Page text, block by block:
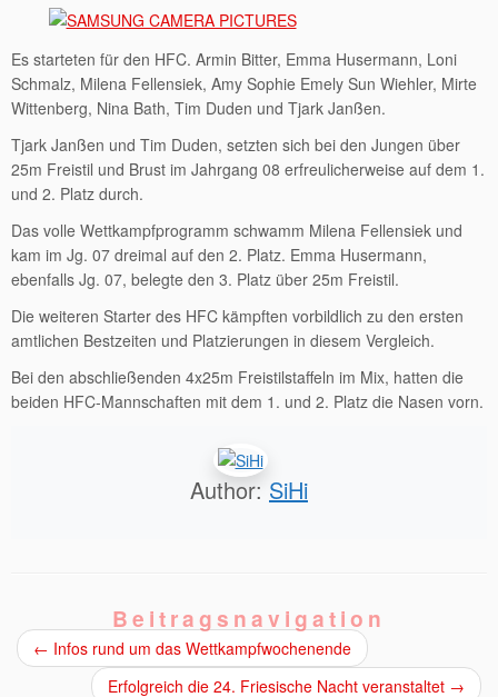
Es starteten für den HFC. Armin Bitter, Emma Husermann, Loni
Schmalz, Milena Fellensiek, Amy Sophie Emely Sun Wiehler, Mirte
Wittenberg, Nina Bath, Tim Duden und Tjark Janßen.
Tjark Janßen und Tim Duden, setzten sich bei den Jungen über
25m Freistil und Brust im Jahrgang 08 erfreulicherweise auf dem 1.
und 2. Platz durch.
Das volle Wettkampfprogramm schwamm Milena Fellensiek und
kam im Jg. 07 dreimal auf den 2. Platz. Emma Husermann,
ebenfalls Jg. 07, belegte den 3. Platz über 25m Freistil.
Die weiteren Starter des HFC kämpften vorbildlich zu den ersten
amtlichen Bestzeiten und Platzierungen in diesem Vergleich.
Bei den abschließenden 4x25m Freistilstaffeln im Mix, hatten die
beiden HFC-Mannschaften mit dem 1. und 2. Platz die Nasen vorn.
Author: SiHi
Beitragsnavigation
← Infos rund um das Wettkampfwochenende
Erfolgreich die 24. Friesische Nacht veranstaltet →